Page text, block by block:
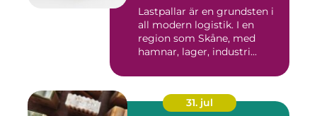
Lastpallar är en grundsten i
all modern logistik. I en
region som Skåne, med
hamnar, lager, industri...
31. jul